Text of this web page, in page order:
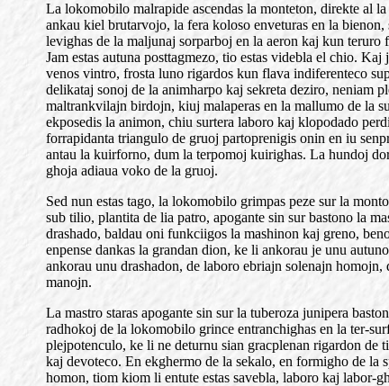
La lokomobilo malrapide ascendas la monteton, direkte al
ankau kiel brutarvojo, la fera koloso enveturas en la
levighas de la maljunaj sorparboj en la aeron kaj kun
Jam estas autuna posttagmezo, tio estas videbla el chio.
venos vintro, frosta luno rigardos kun flava indiferenteco
delikataj sonoj de la animharpo kaj sekreta deziro, neniam
maltrankvilajn birdojn, kiuj malaperas en la mallumo de la
ekposedis la animon, chiu surtera laboro kaj klopodado
forrapidanta triangulo de gruoj partoprenigis onin en iu
antau la kuirforno, dum la terpomoj kuirighas. La hundoj
ghoja adiaua voko de la gruoj.
Sed nun estas tago, la lokomobilo grimpas peze sur la
sub tilio, plantita de lia patro, apogante sin sur bastono la
drashado, baldau oni funkciigos la mashinon kaj greno,
enpense dankas la grandan dion, ke li ankorau je unu
ankorau unu drashadon, de laboro ebriajn solenajn
manojn.
La mastro staras apogante sin sur la tuberoza junipera
radhokoj de la lokomobilo grince entranchighas en la ter-
plejpotenculo, ke li ne deturnu sian gracplenan rigardon
kaj devoteco. En ekghermo de la sekalo, en formigho de
homon, tiom kiom li entute estas savebla, laboro kaj labor-